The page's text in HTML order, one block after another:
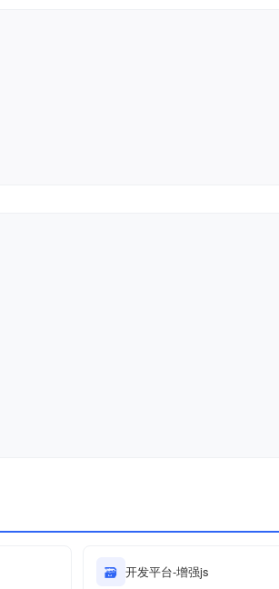
🗃 开发平台-增强js